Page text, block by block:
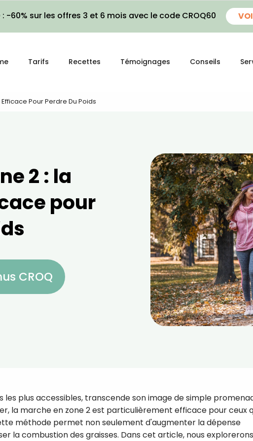
: -60% sur les offres 3 et 6 mois avec le code CROQ60
Tarifs Recettes Témoignages Conseils
Pour Perdre Du Poids
2 : la
pour
CROQ
les plus accessibles, transcende son image de simple
la marche en zone 2 est particulièrement efficace pour ceux
méthode permet non seulement d'augmenter la dépense
la combustion des graisses. Dans cet article, nous